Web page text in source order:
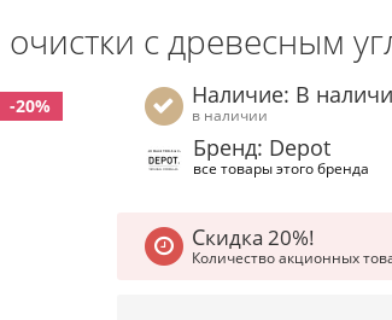
с древесным
-20% Наличие: В
в наличии
Бренд: Depot
все товары этого бренда
Скидка 20%!
Количество акционных